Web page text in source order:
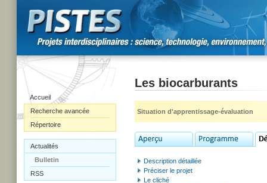
Accueil
Recherche avancée
Répertoire
Actualités
Bulletin
RSS
Les biocarburants
Situation d'apprentissage-évaluation
Description détaillée
Préciser le projet
Le cliché